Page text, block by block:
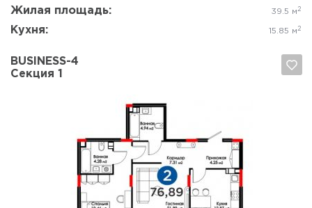
Жилая площадь: 39.5 м 2
Кухня: 15.85 м 2
BUSINESS-4
Секция 1
Да, удалить Отмена